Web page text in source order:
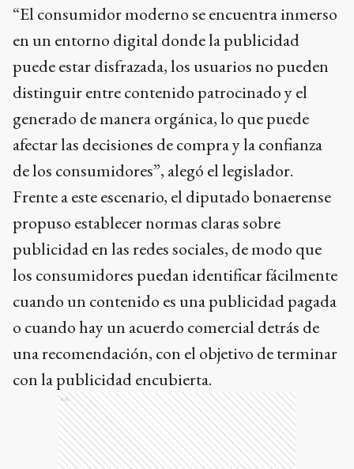
“El consumidor moderno se encuentra inmerso
en un entorno digital donde la publicidad
puede estar disfrazada, los usuarios no pueden
distinguir entre contenido patrocinado y el
generado de manera orgánica, lo que puede
afectar las decisiones de compra y la confianza
de los consumidores”, alegó el legislador.
Frente a este escenario, el diputado bonaerense
propuso establecer normas claras sobre
publicidad en las redes sociales, de modo que
los consumidores puedan identificar fácilmente
cuando un contenido es una publicidad pagada
o cuando hay un acuerdo comercial detrás de
una recomendación, con el objetivo de terminar
con la publicidad encubierta.
Ads